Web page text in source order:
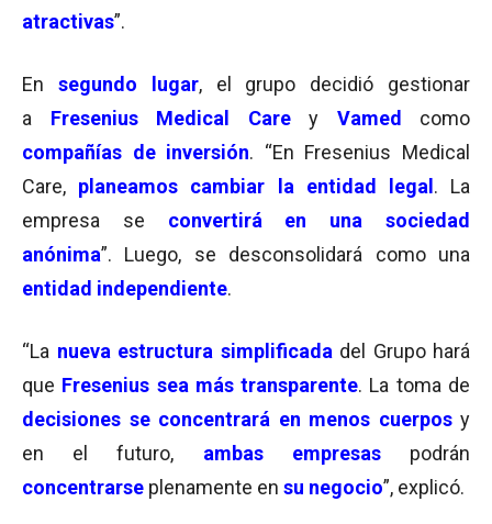
atractivas”.
En segundo lugar, el grupo decidió gestionar
a Fresenius Medical Carey Vamed
como
compañías de inversión. “En Fresenius Medical
Care, planeamos cambiar la entidad legal . La
empresa se convertirá en una sociedad
anónima”. Luego, se desconsolidará como una
entidad independiente.
“La nueva estructura simplificada del Grupo hará
que Fresenius sea más transparente. La toma de
decisiones se concentrará en menos cuerposy
en el futuro, ambas empresas
podrán
concentrarse plenamente en su negocio”, explicó.